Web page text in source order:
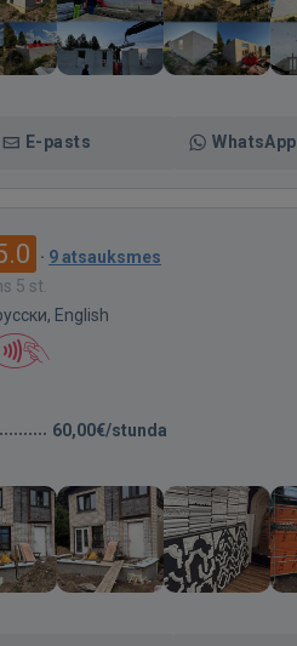
E-pasts WhatsApp
· 9 atsauksmes
5 st.
English
60,00€/stunda